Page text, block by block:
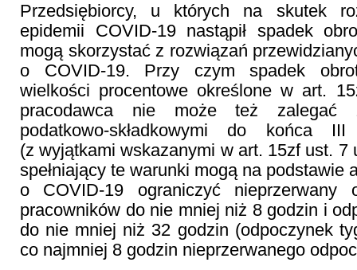
Przedsiębiorcy, u których na skutek
epidemii COVID-19 nastąpił spadek
mogą skorzystać z rozwiązań
o COVID-19. Przy czym spadek
wielkości procentowe określone w art.
pracodawca nie może też zalegać
podatkowo-składkowymi do końca
(z wyjątkami wskazanymi w art. 15zf ust. 7
spełniający te warunki mogą na podstawie
o COVID-19 ograniczyć nieprzerwany
pracowników do nie mniej niż 8 godzin i
do nie mniej niż 32 godzin (odpoczynek
co najmniej 8 godzin nieprzerwanego